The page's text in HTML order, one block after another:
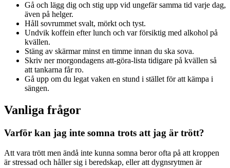
Gå och lägg dig och stig upp vid ungefär samma tid varje dag,
även på helger.
Håll sovrummet svalt, mörkt och tyst.
Undvik koffein efter lunch och var försiktig med alkohol på
kvällen.
Stäng av skärmar minst en timme innan du ska sova.
Skriv ner morgondagens att-göra-lista tidigare på kvällen så
att tankarna får ro.
Gå upp om du legat vaken en stund i stället för att kämpa i
sängen.
Vanliga frågor
Varför kan jag inte somna trots att jag är trött?
Att vara trött men ändå inte kunna somna beror ofta på att kroppen
är stressad och håller sig i beredskap, eller att dygnsrytmen är